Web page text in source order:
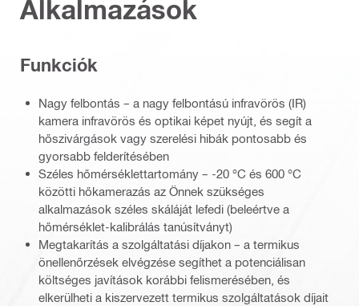
Alkalmazások
Funkciók
Nagy felbontás – a nagy felbontású infravörös (IR)
kamera infravörös és optikai képet nyújt, és segít a
hőszivárgások vagy szerelési hibák pontosabb és
gyorsabb felderítésében
Széles hőmérséklettartomány – -20 °C és 600 °C
közötti hőkamerazás az Önnek szükséges
alkalmazások széles skáláját lefedi (beleértve a
hőmérséklet-kalibrálás tanúsítványt)
Megtakarítás a szolgáltatási díjakon – a termikus
önellenőrzések elvégzése segíthet a potenciálisan
költséges javítások korábbi felismerésében, és
elkerülheti a kiszervezett termikus szolgáltatások díjait